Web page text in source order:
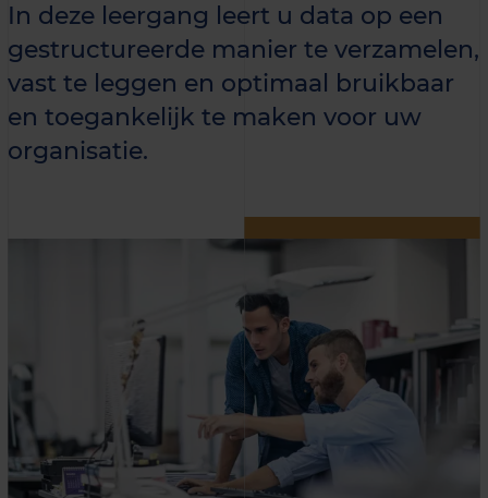
In deze leergang leert u data op een
gestructureerde manier te verzamelen,
vast te leggen en optimaal bruikbaar
en toegankelijk te maken voor uw
organisatie.